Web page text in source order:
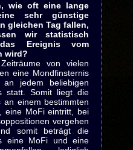
wie oft eine lange
sehr günstige
gleichen Tag fallen,
wir statistisch
Ereignis vom
wird?
von vielen
eine Mondfinsternis
jedem beliebigen
statt. Somit liegt die
an einem bestimmten
eine MoFi eintritt, bei
vergehen
somit beträgt die
eine MoFi und eine